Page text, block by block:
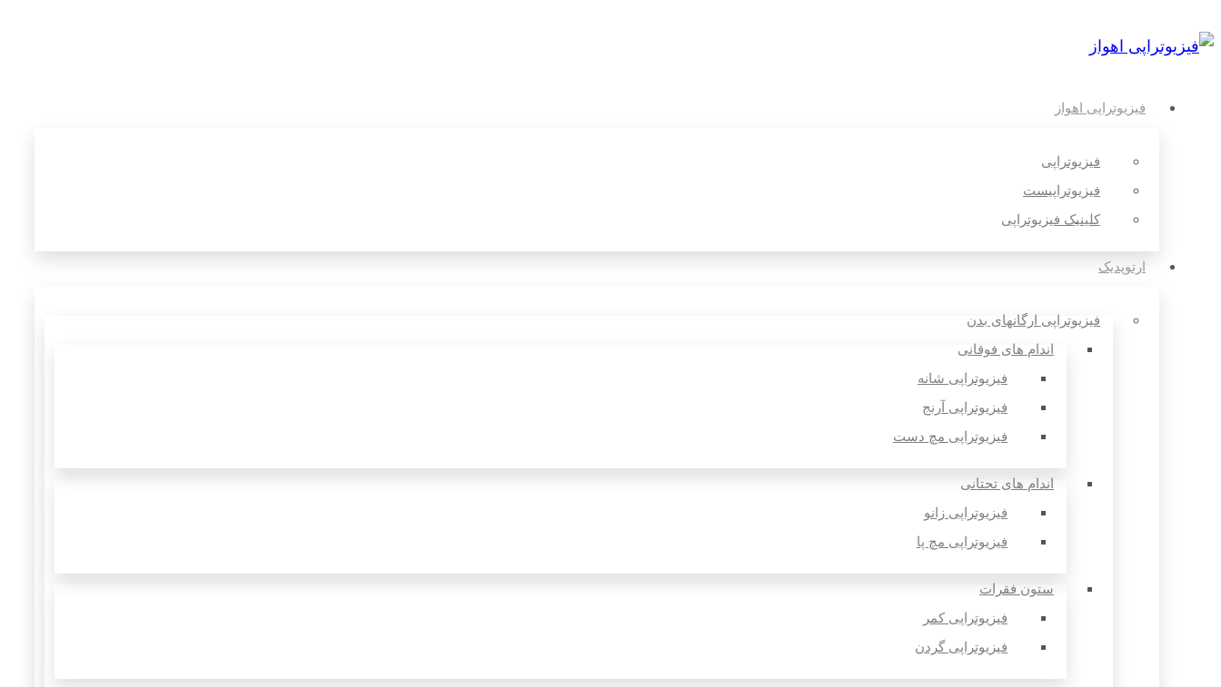
فیزیوتراپی اهواز
فیزیوتراپی
فیزیوتراپیست
کلینیک فیزیوتراپی
ارتوپدیک
فیزیوتراپی ارگانهای بدن
اندام های فوقانی
فیزیوتراپی شانه
فیزیوتراپی آرنج
فیزیوتراپی مچ دست
اندام های تحتانی
فیزیوتراپی زانو
فیزیوتراپی مچ پا
ستون فقرات
فیزیوتراپی کمر
فیزیوتراپی گردن